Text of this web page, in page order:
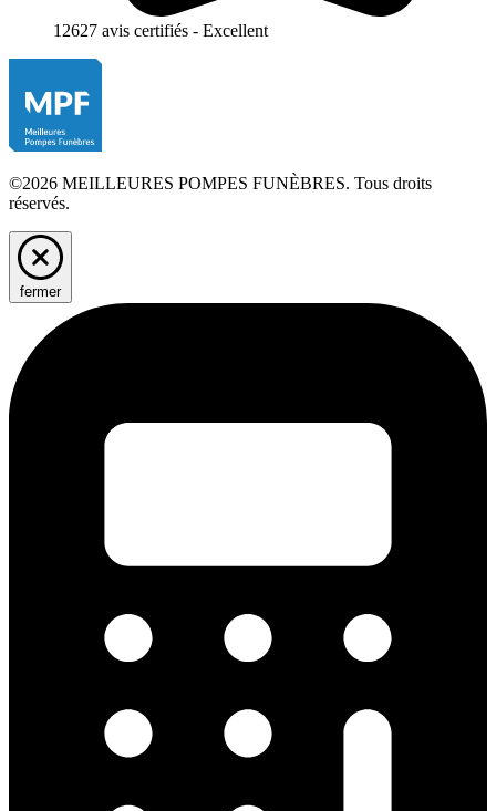
12627 avis certifiés - Excellent
©2026 MEILLEURES POMPES FUNÈBRES. Tous droits
réservés.
fermer